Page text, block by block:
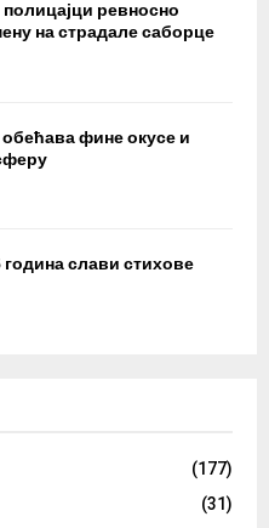
ревносно
на страдале саборце
обећава фине окусе и
слави стихове
(177)
(31)